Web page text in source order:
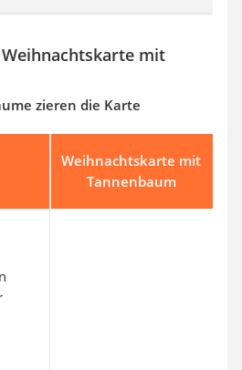
mit
zieren die Karte
Weihnachtskarte mit
Tannenbaum